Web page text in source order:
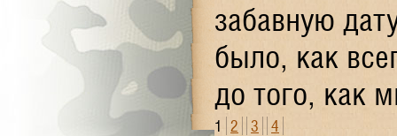
забавную
было, как
до того, как
1 2 3 4